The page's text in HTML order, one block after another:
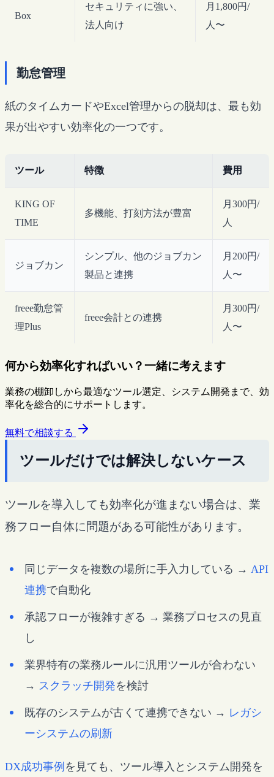
Box
セキュリティに強い、
法人向け
月1,800円/
人〜
勤怠管理
紙のタイムカードやExcel管理からの脱却は、最も効
果が出やすい効率化の一つです。
ツール 特徴 費用
KING OF
TIME
多機能、打刻方法が豊富
月300円/
人
ジョブカン
シンプル、他のジョブカン
製品と連携
月200円/
人〜
freee勤怠管
理Plus
freee会計との連携
月300円/
人〜
何から効率化すればいい？一緒に考えます
業務の棚卸しから最適なツール選定、システム開発まで、効
率化を総合的にサポートします。
無料で相談する
ツールだけでは解決しないケース
ツールを導入しても効率化が進まない場合は、業
務フロー自体に問題がある可能性があります。
同じデータを複数の場所に手入力している → API
連携で自動化
承認フローが複雑すぎる → 業務プロセスの見直
し
業界特有の業務ルールに汎用ツールが合わない
→ スクラッチ開発を検討
既存のシステムが古くて連携できない → レガシ
ーシステムの刷新
DX成功事例 を見ても、ツール導入とシステム開発を